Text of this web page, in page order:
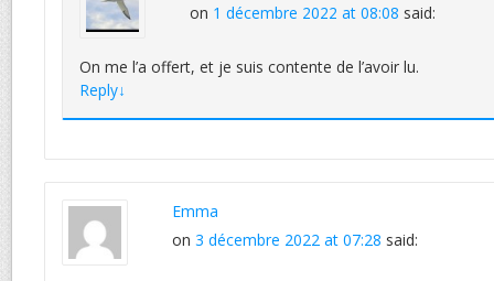
on 1 décembre 2022 at 08:08 said:
On me l’a offert, et je suis contente de l’avoir lu.
Reply↓
Emma
on 3 décembre 2022 at 07:28 said: